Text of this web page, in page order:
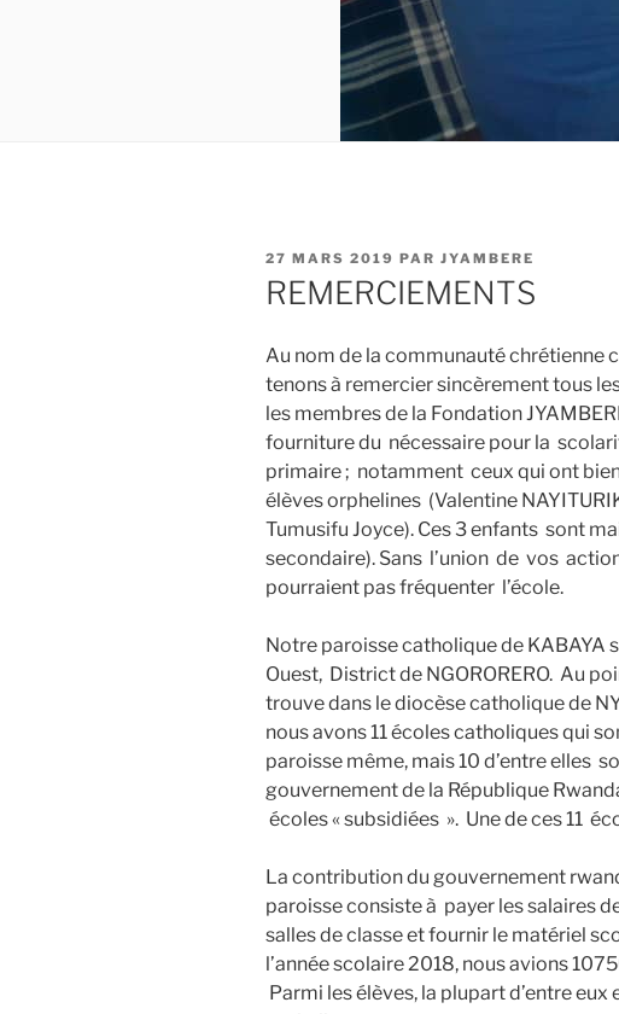
PUBLIÉ
LE
27 MARS 2019 PAR JYAMBERE
REMERCIEMENTS
Au nom de la communauté chrétienne
tenons à remercier sincèrement tous
les membres de la Fondation
fourniture du nécessaire pour la
primaire ; notamment ceux qui ont
élèves orphelines (Valentine
Tumusifu Joyce). Ces 3 enfants sont
secondaire). Sans l’union de vos
pourraient pas fréquenter l’école.
Notre paroisse catholique de KABAYA
Ouest, District de NGORORERO. Au
trouve dans le diocèse catholique de
nous avons 11 écoles catholiques qui
paroisse même, mais 10 d’entre elles
gouvernement de la République
écoles « subsidiées ». Une de ces 11
La contribution du gouvernement
paroisse consiste à payer les salaires
salles de classe et fournir le matériel
l’année scolaire 2018, nous avions
Parmi les élèves, la plupart d’entre